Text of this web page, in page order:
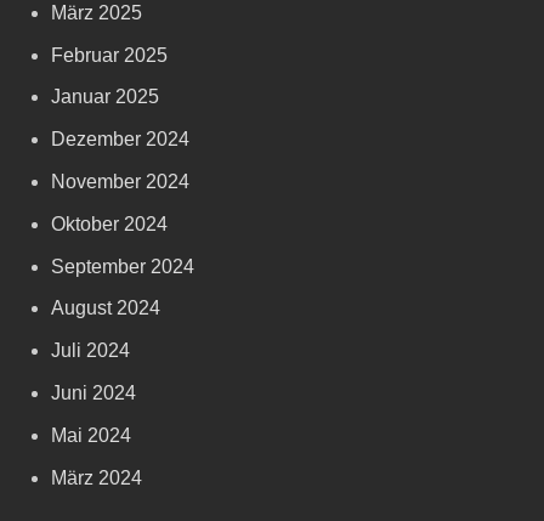
März 2025
Februar 2025
Januar 2025
Dezember 2024
November 2024
Oktober 2024
September 2024
August 2024
Juli 2024
Juni 2024
Mai 2024
März 2024